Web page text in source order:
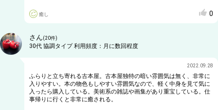
癒し 0
さん(20件)
30代 協調タイプ利用頻度： 月に数回程度
2022.09.28
ふらりと立ち寄れる古本屋。古本屋独特の暗い雰囲気は無く、非常に
入りやすい。本の物色もしやすい雰囲気なので、軽く中身を見て気に
入ったら購入している。美術系の雑誌や画集があり重宝している。仕
事帰りに行くと非常に癒される。